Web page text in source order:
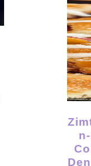
Zimtschnecke